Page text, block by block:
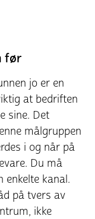
før
jo er en
at bedriften
sine. Det
målgruppen
i og når på
Du må
enkelte kanal.
på tvers av
ikke